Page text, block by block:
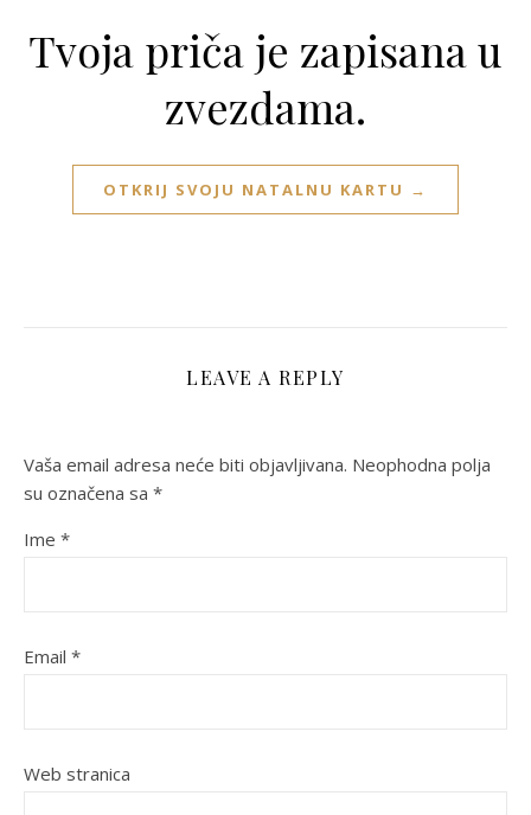
Tvoja priča je zapisana u
zvezdama.
OTKRIJ SVOJU NATALNU KARTU →
LEAVE A REPLY
Vaša email adresa neće biti objavljivana. Neophodna polja
su označena sa *
Ime *
Email *
Web stranica